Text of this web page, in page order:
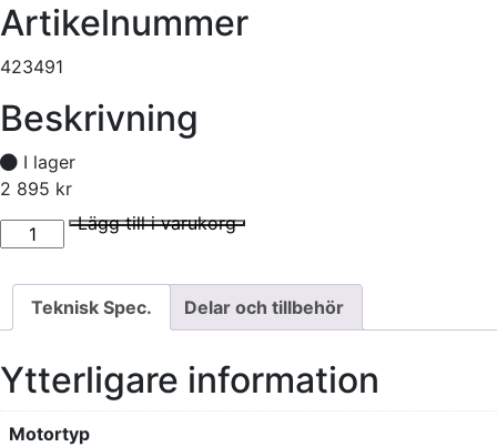
Artikelnummer
423491
Beskrivning
I lager
2 895 kr
I lager
Motor Velineon 1200XL Borstlös mängd Lägg till i varukorg
Teknisk Spec. Delar och tillbehör
Ytterligare information
Motortyp